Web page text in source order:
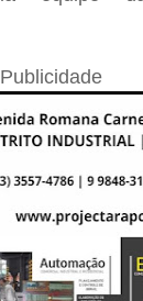
Publicidade